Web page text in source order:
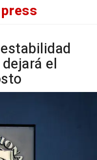
press
el